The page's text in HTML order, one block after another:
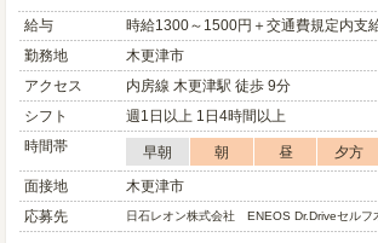
給与
時給1300～1500円＋交通費規定内支
勤務地
木更津市
アクセス
内房線 木更津駅 徒歩 9分
シフト
週1日以上 1日4時間以上
時間帯
早朝 朝 昼 夕方
面接地
木更津市
応募先
日石レオン株式会社 ENEOS Dr.Driveセルフ